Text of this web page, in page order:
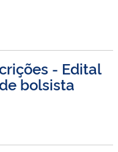
- Edital
bolsista